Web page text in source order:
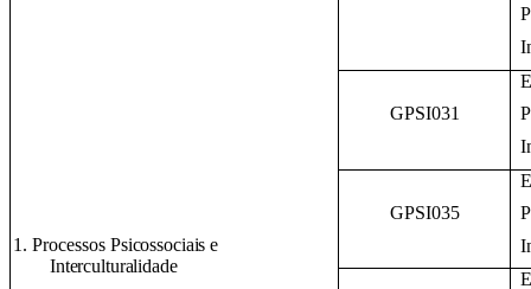
GPSI031
GPSI035
1. Processos Psicossociais e
Interculturalidade